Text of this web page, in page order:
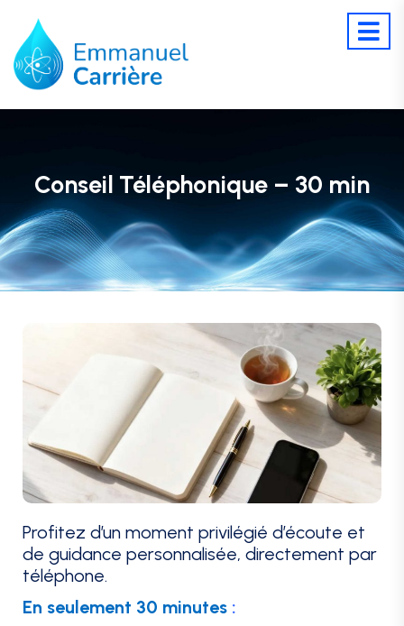
Conseil Téléphonique – 30 min
Profitez d’un moment privilégié d’écoute et
de guidance personnalisée, directement par
téléphone.
En seulement 30 minutes :